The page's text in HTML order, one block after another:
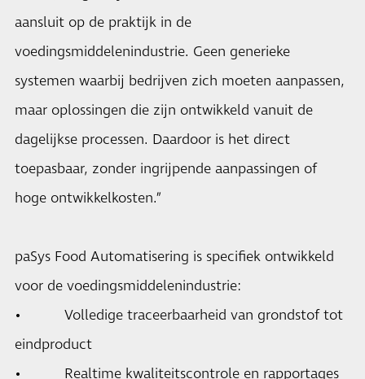
aansluit op de praktijk in de
voedingsmiddelenindustrie. Geen generieke
systemen waarbij bedrijven zich moeten aanpassen,
maar oplossingen die zijn ontwikkeld vanuit de
dagelijkse processen. Daardoor is het direct
toepasbaar, zonder ingrijpende aanpassingen of
hoge ontwikkelkosten.”
paSys Food Automatisering is specifiek ontwikkeld
voor de voedingsmiddelenindustrie:
• Volledige traceerbaarheid van grondstof tot
eindproduct
• Realtime kwaliteitscontrole en rapportages